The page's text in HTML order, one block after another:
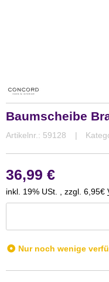
Baumscheibe
Artikelnr.: 59128
36,99 €
inkl. 19% USt. , zzgl. 6,95€
Nur noch wenige